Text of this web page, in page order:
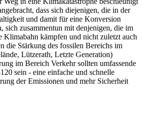
dass sich diejenigen, die in der
und damit für eine Konversion
sich zusammentun mit denjenigen, die im
Klimabahn kämpfen und nicht zuletzt auch
die Stärkung des fossilen Bereichs im
Lützerath, Letzte Generation)
im Bereich Verkehr sollten umfassende
sein - eine einfache und schnelle
der Emissionen und mehr Sicherheit